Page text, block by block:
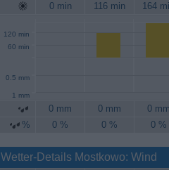
0 min 116 min 164
60 min
120 min
0.5 mm
1 mm
0 mm 0 mm 0 mm
%
0 % 0 % 0 %
Wetter-Details Mostkowo: Wind